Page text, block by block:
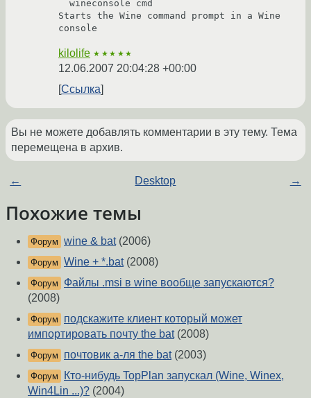
Starts the Wine command prompt in a Wine
kilolife ★★★★★
12.06.2007 20:04:28 +00:00
Ссылка
Вы не можете добавлять комментарии в эту тему. Тема
перемещена в архив.
← Desktop →
Похожие темы
Форум wine & bat(2006)
Форум Wine + *.bat(2008)
Форум
Файлы .msi в wine вообще запускаются?
(2008)
Форум
подскажите клиент который может
импортировать почту the bat(2008)
Форум почтовик а-ля the bat(2003)
Форум
Кто-нибудь TopPlan запускал (Wine, Winex,
Win4Lin ...)? (2004)